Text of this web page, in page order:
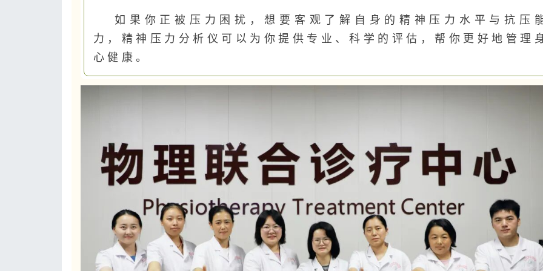
如果你正被压力困扰，想要客观了解自身的精神压力水平与抗压
力，精神压力分析仪可以为你提供专业、科学的评估，帮你更好地管理
心健康。